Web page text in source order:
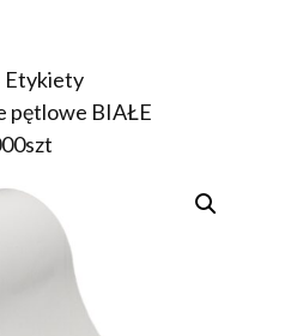
Etykiety
pętlowe BIAŁE